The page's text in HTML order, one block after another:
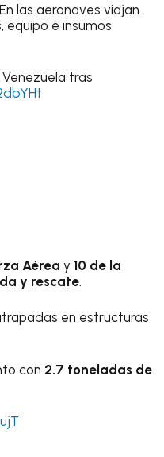
las aeronaves viajan
equipo e insumos
tras
Aérea y 10 de la
y rescate.
en estructuras
con 2.7 toneladas de